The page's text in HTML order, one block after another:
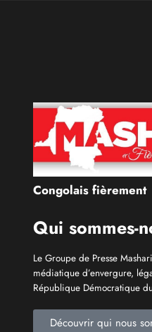
Congolais fièrement
Qui sommes-
Le Groupe de Presse
médiatique d’envergure,
République Démocratique
Découvrir qui nous